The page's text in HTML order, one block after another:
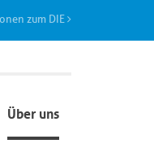
zum DIE
Über uns